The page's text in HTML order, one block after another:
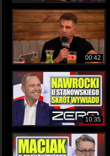
00:42
10:35